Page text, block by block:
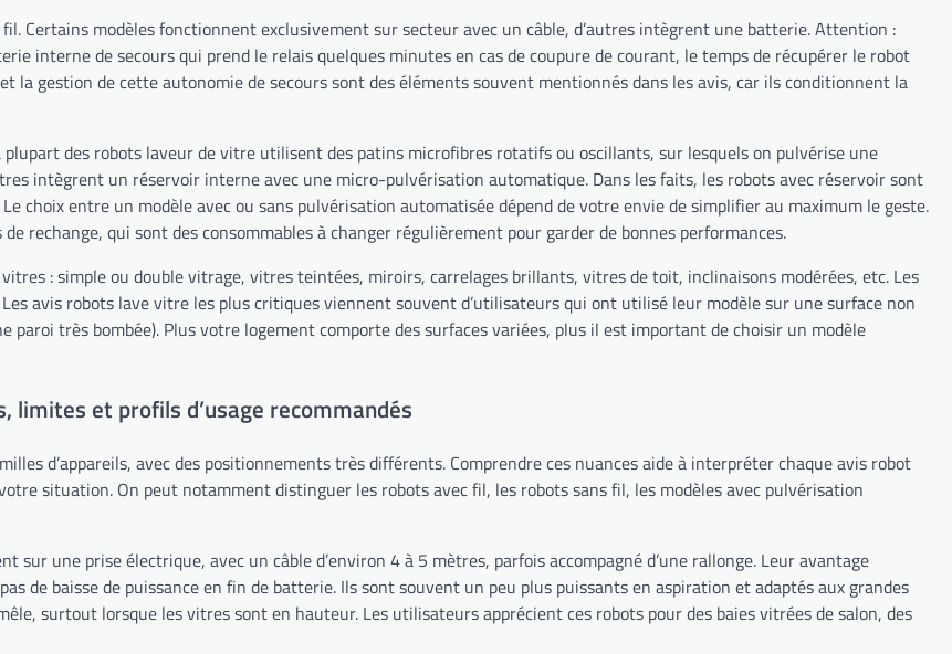
Certains modèles fonctionnent exclusivement sur secteur avec un câble, d’autres intègrent une batterie. Attention :
interne de secours qui prend le relais quelques minutes en cas de coupure de courant, le temps de récupérer le robot
la gestion de cette autonomie de secours sont des éléments souvent mentionnés dans les avis, car ils conditionnent la
des robots laveur de vitre utilisent des patins microfibres rotatifs ou oscillants, sur lesquels on pulvérise une
intègrent un réservoir interne avec une micro-pulvérisation automatique. Dans les faits, les robots avec réservoir sont
choix entre un modèle avec ou sans pulvérisation automatisée dépend de votre envie de simplifier au maximum le geste.
rechange, qui sont des consommables à changer régulièrement pour garder de bonnes performances.
: simple ou double vitrage, vitres teintées, miroirs, carrelages brillants, vitres de toit, inclinaisons modérées, etc. Les
avis robots lave vitre les plus critiques viennent souvent d’utilisateurs qui ont utilisé leur modèle sur une surface non
paroi très bombée). Plus votre logement comporte des surfaces variées, plus il est important de choisir un modèle
et profils d’usage recommandés
d’appareils, avec des positionnements très différents. Comprendre ces nuances aide à interpréter chaque avis robot
situation. On peut notamment distinguer les robots avec fil, les robots sans fil, les modèles avec pulvérisation
sur une prise électrique, avec un câble d’environ 4 à 5 mètres, parfois accompagné d’une rallonge. Leur avantage
de baisse de puissance en fin de batterie. Ils sont souvent un peu plus puissants en aspiration et adaptés aux grandes
surtout lorsque les vitres sont en hauteur. Les utilisateurs apprécient ces robots pour des baies vitrées de salon, des